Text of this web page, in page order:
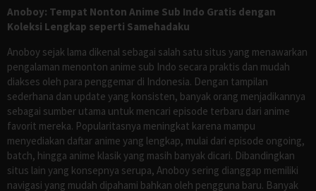
Anoboy: Tempat Nonton Anime Sub Indo Gratis dengan
Koleksi Lengkap seperti Samehadaku
Anoboy sejak lama dikenal sebagai salah satu situs yang menawarkan
pengalaman menonton anime sub Indo secara praktis dan mudah
diakses oleh para penggemar di Indonesia. Dengan tampilan
sederhana dan update yang konsisten, banyak orang menjadikannya
sebagai sumber utama untuk mencari episode terbaru dari anime
favorit mereka. Popularitasnya meningkat karena mampu
menyediakan daftar anime yang lengkap, mulai dari episode ongoing,
batch, hingga anime klasik yang masih banyak dicari. Dibandingkan
situs lain yang konsepnya serupa, Anoboy sering dianggap memiliki
navigasi yang mudah dipahami bahkan oleh pengguna baru. Banyak